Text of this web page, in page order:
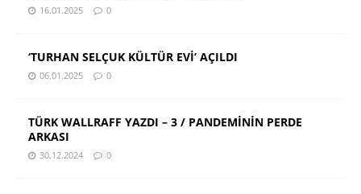
16.01.2025 0
‘TURHAN SELÇUK KÜLTÜR EVİ’ AÇILDI
06.01.2025 0
TÜRK WALLRAFF YAZDI – 3 / PANDEMİNİN PERDE
ARKASI
30.12.2024 0